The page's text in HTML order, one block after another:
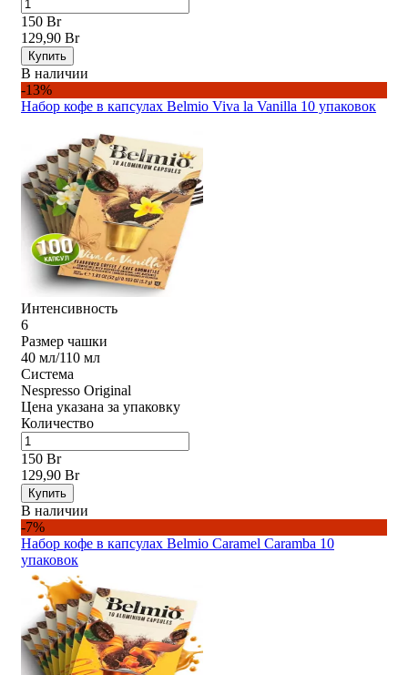
150 Br
129,90 Br
Купить
В наличии
-13%
Набор кофе в капсулах Belmio Viva la Vanilla 10 упаковок
Интенсивность
6
Размер чашки
40 мл/110 мл
Система
Nespresso Original
Цена указана за упаковку
Количество
150 Br
129,90 Br
Купить
В наличии
-7%
Набор кофе в капсулах Belmio Caramel Caramba 10
упаковок